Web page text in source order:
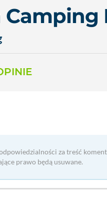
za treść
prawo będą usuwane.